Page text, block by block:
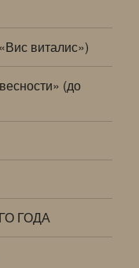
виталис»)
(до
ГОДА